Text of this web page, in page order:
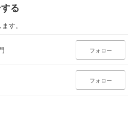
る
す。
フォロー
フォロー